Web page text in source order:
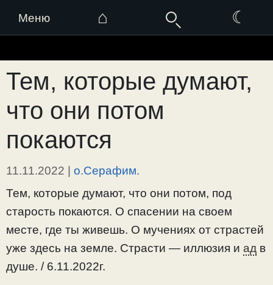
Меню ⌂ ☾
к
содержимому
Тем, которые думают,
что они потом
покаются
11.11.2022 | о.Серафим.
Тем, которые думают, что они потом, под
старость покаются. О спасении на своем
месте, где ты живешь. О мучениях от страстей
уже здесь на земле. Страсти — иллюзия и ад в
душе. / 6.11.2022г.